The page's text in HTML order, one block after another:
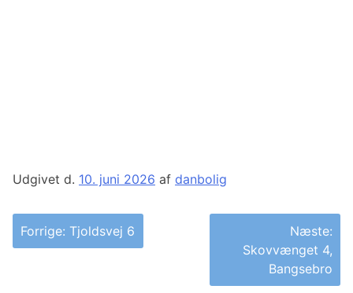
Udgivet d. 10. juni 2026 af danbolig
Indlægsnavigation
Forrige: Tjoldsvej 6
Næste:
Skovvænget 4,
Bangsebro